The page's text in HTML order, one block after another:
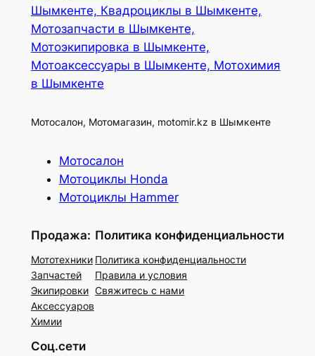
Шымкенте, Квадроциклы в Шымкенте,
Мотозапчасти в Шымкенте,
Мотоэкипировка в Шымкенте,
Мотоаксессуары в Шымкенте, Мотохимия
в Шымкенте
Мотосалон, Мотомагазин, motomir.kz в Шымкенте
Мотосалон
Мотоциклы Honda
Мотоциклы Hammer
Продажа:
Мототехники
Запчастей
Экипировки
Аксессуаров
Химии
Политика конфиденциальности
Политика конфиденциальности
Правила и условия
Свяжитесь с нами
Соц.сети